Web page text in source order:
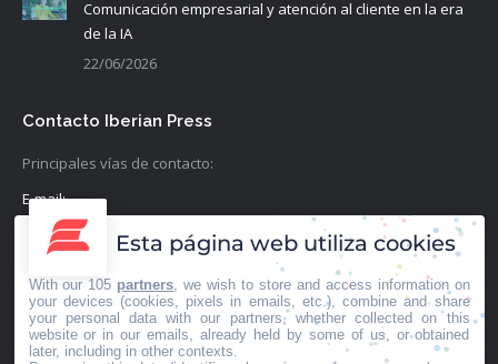
Comunicación empresarial y atención al cliente en la era
de la IA
22/06/2026
Contacto Iberian Press
Principales vías de contacto:
E-mail:
info@iberianpress.es
+34 911863556
Fax:
Esta página web utiliza cookies
With our 105 partners , we wish to store and access information on
your devices (cookies, pixels in emails, etc.), combine and share
your personal data with our partners, whether collected on this
website or in our emails, already held by some of us, or obtained
later, including in other contexts.